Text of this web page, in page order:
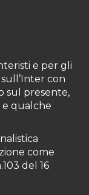
e per gli
con
sul presente,
e qualche
come
del 16